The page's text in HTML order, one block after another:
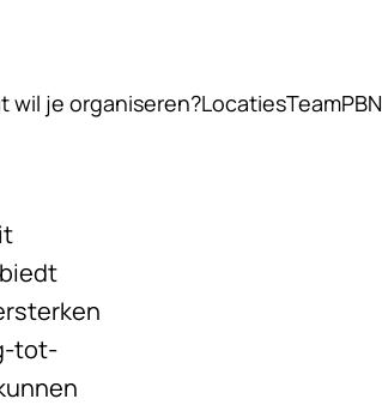
wil je organiseren?LocatiesTeamPBN
tot-